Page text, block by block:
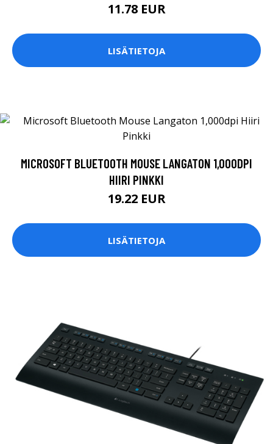
11.78 EUR
LISÄTIETOJA
MICROSOFT BLUETOOTH MOUSE LANGATON 1,000DPI
HIIRI PINKKI
19.22 EUR
LISÄTIETOJA